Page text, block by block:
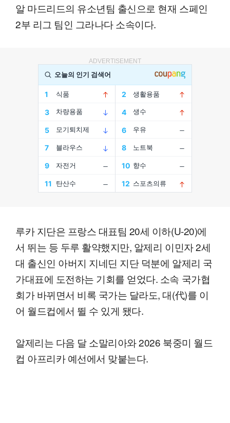
알 마드리드의 유소년팀 출신으로 현재 스페인
2부 리그 팀인 그라나다 소속이다.
ADVERTISEMENT
루카 지단은 프랑스 대표팀 20세 이하(U-20)에
서 뛰는 등 두루 활약했지만, 알제리 이민자 2세
대 출신인 아버지 지네딘 지단 덕분에 알제리 국
가대표에 도전하는 기회를 얻었다. 소속 국가협
회가 바뀌면서 비록 국가는 달라도, 대(代)를 이
어 월드컵에서 뛸 수 있게 됐다.
알제리는 다음 달 소말리아와 2026 북중미 월드
컵 아프리카 예선에서 맞붙는다.